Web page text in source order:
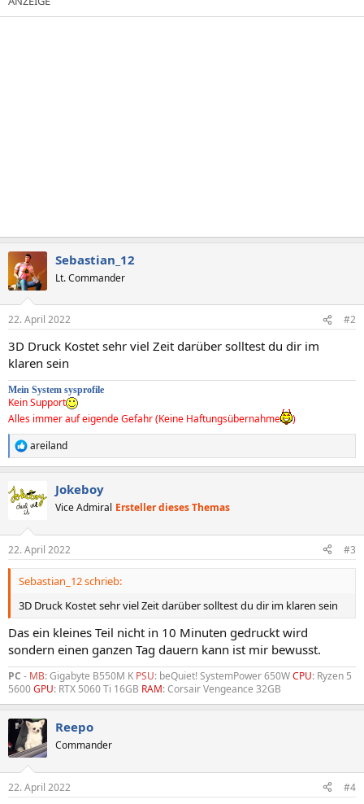
Sebastian_12
Lt. Commander
22. April 2022 #2
3D Druck Kostet sehr viel Zeit darüber solltest du dir im
klaren sein
Mein System sysprofile
Kein Support
Alles immer auf eigende Gefahr (Keine Haftungsübernahme
)
R
e
k
t
e
n
areiland
Jokeboy
Vice Admiral Ersteller dieses Themas
22. April 2022 #3
Sebastian_12 schrieb:
3D Druck Kostet sehr viel Zeit darüber solltest du dir im klaren sein
Das ein kleines Teil nicht in 10 Minuten gedruckt wird
sondern einen ganzen Tag dauern kann ist mir bewusst.
PC - MB: Gigabyte B550M K PSU: beQuiet! SystemPower 650WCPU: Ryzen 5
5600GPU: RTX 5060 Ti 16GB RAM: Corsair Vengeance 32GB
Reepo
Commander
22. April 2022 #4